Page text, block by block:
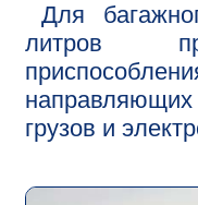
Для
литров
грузов и